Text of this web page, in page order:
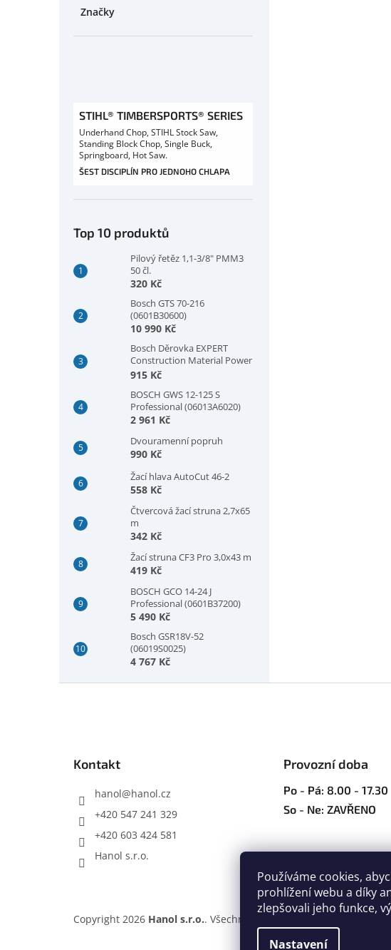
Používáme cookies,
prohlížení webu a díky
zlepšovali jeho funkce,
Nastavení
Značky
STIHL® TIMBERSPORTS® SERIES
Underhand Chop, STIHL Stock Saw,
Standing Block Chop, Single Buck,
Springboard, Hot Saw.
ŠEST DISCIPLÍN PRO JEDNOHO CHLAPA
Top 10 produktů
Pilový řetěz 1,1-3/8" PMM3
50 čl.
320 Kč
Bosch GTS 70-216
(0601B30600)
10 990 Kč
Bosch Děrovka EXPERT
Construction Material Power
Change Plus, 73 × 60 mm
915 Kč
BOSCH GWS 12-125 S
Professional (06013A6020)
2 961 Kč
Dvouramenní popruh
990 Kč
Žací hlava AutoCut 46-2
558 Kč
Čtvercová žací struna 2,7x65
m
342 Kč
Žací struna CF3 Pro 3,0x43 m
419 Kč
BOSCH GCO 14-24 J
Professional (0601B37200)
5 490 Kč
Bosch GSR18V-52
(06019S0025)
4 767 Kč
Kontakt
hanol@hanol.cz
+420 547 241 329
+420 603 424 581
Hanol s.r.o.
Provozní doba
Po - Pá: 8.00 - 17.30
So - Ne: ZAVŘENO
Copyright 2026 Hanol s.r.o.. Všechna práva vyhrazena. Upravit